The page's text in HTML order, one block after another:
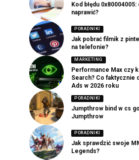
Kod błędu
naprawić?
PORADNIKI
Jak pobrać filmik z
na telefonie?
MARKETING
Performance Max czy
Search? Co faktycznie
Ads w 2026 roku
PORADNIKI
Jumpthrow bind w cs
Jumpthrow
PORADNIKI
Jak sprawdzić swoje
Legends?